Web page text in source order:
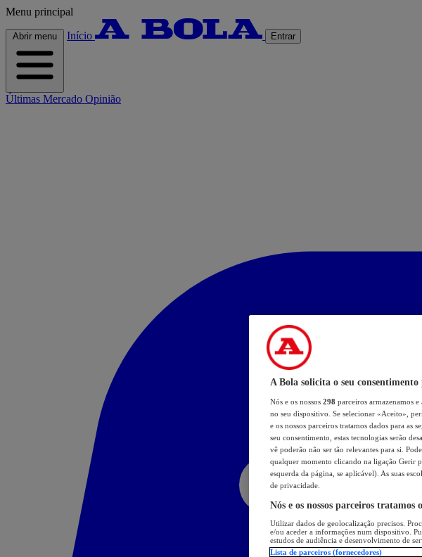
Menu principal
Abrir menu Início Entrar
Últimas Mercado Opinião
A Bola solicita o seu
Nós e os nossos 298 parceiros armazenamos
no seu dispositivo. Se selecionar «Aceito»,
e os nossos parceiros tratamos dados para as
seu consentimento, estas tecnologias serão
vê poderão não ser tão relevantes para si.
qualquer momento clicando na ligação Gerir
esquerda da página, se aplicável). As suas
de privacidade.
Nós e os nossos parceiros tratamos
Utilizar dados de geolocalização precisos.
e/ou aceder a informações num dispositivo.
estudos de audiência e desenvolvimento de
Lista de parceiros (fornecedores)